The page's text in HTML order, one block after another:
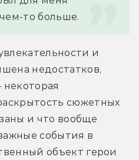
то больше.
и
недостатков,
сюжетных
и что вообще
события в
объект герои